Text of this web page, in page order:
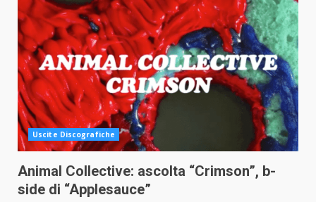
Uscite Discografiche
Animal Collective: ascolta “Crimson”, b-
side di “Applesauce”